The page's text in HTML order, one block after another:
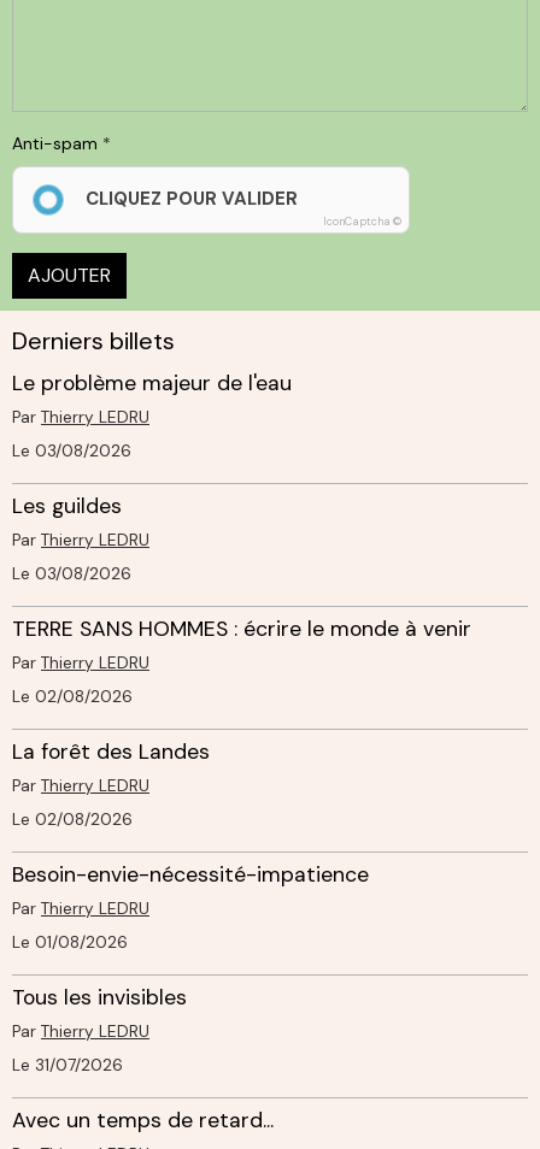
Anti-spam
CLIQUEZ POUR VALIDER
IconCaptcha ©
AJOUTER
Derniers billets
Le problème majeur de l'eau
Par Thierry LEDRU
Le 03/08/2026
Les guildes
Par Thierry LEDRU
Le 03/08/2026
TERRE SANS HOMMES : écrire le monde à venir
Par Thierry LEDRU
Le 02/08/2026
La forêt des Landes
Par Thierry LEDRU
Le 02/08/2026
Besoin-envie-nécessité-impatience
Par Thierry LEDRU
Le 01/08/2026
Tous les invisibles
Par Thierry LEDRU
Le 31/07/2026
Avec un temps de retard...